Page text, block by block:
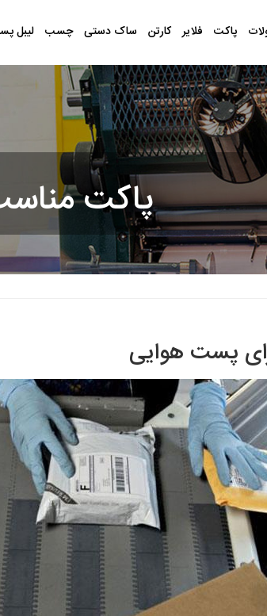
پاکت فلایر کارتن ساک دستی چسب لیبل
پاکت‌
پست هوایی